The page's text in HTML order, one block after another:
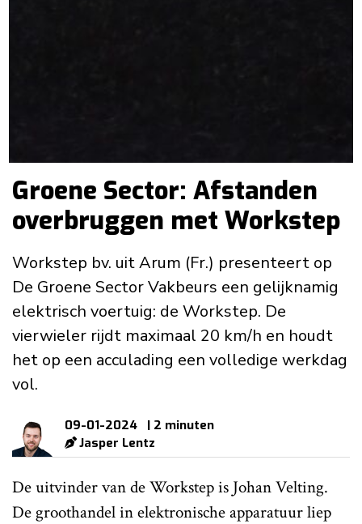
Groene Sector: Afstanden
overbruggen met Workstep
Workstep bv. uit Arum (Fr.) presenteert op
De Groene Sector Vakbeurs een gelijknamig
elektrisch voertuig: de Workstep. De
vierwieler rijdt maximaal 20 km/h en houdt
het op een acculading een volledige werkdag
vol.
09-01-2024
| 2 minuten
Jasper Lentz
De uitvinder van de Workstep is Johan Velting.
De groothandel in elektronische apparatuur liep